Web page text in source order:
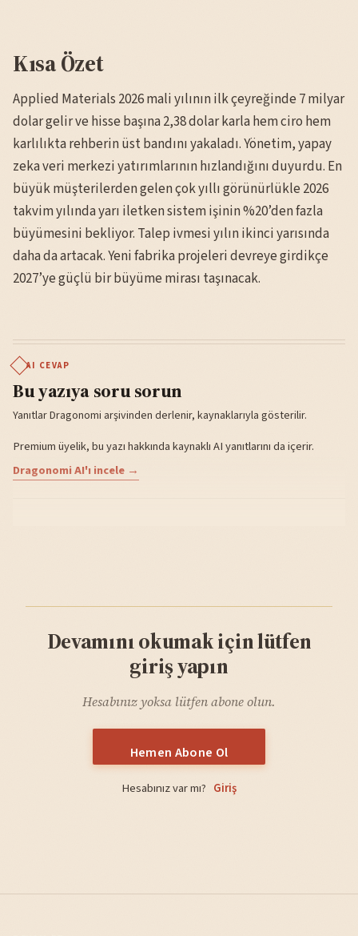
Kısa Özet
Applied Materials 2026 mali yılının ilk çeyreğinde 7 milyar
dolar gelir ve hisse başına 2,38 dolar karla hem ciro hem
karlılıkta rehberin üst bandını yakaladı. Yönetim, yapay
zeka veri merkezi yatırımlarının hızlandığını duyurdu. En
büyük müşterilerden gelen çok yıllı görünürlükle 2026
takvim yılında yarı iletken sistem işinin %20’den fazla
büyümesini bekliyor. Talep ivmesi yılın ikinci yarısında
daha da artacak. Yeni fabrika projeleri devreye girdikçe
2027’ye güçlü bir büyüme mirası taşınacak.
AI CEVAP
Bu yazıya soru sorun
Yanıtlar Dragonomi arşivinden derlenir, kaynaklarıyla gösterilir.
Premium üyelik, bu yazı hakkında kaynaklı AI yanıtlarını da içerir.
Dragonomi AI'ı incele →
Devamını okumak için lütfen
giriş yapın
Hesabınız yoksa lütfen abone olun.
Hemen Abone Ol
Hesabınız var mı? Giriş